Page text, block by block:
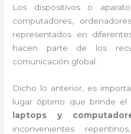
Los dispositivos o
computadores,
representados en
hacen parte de los
comunicación global.
Dicho lo anterior, es
lugar óptimo que brinde el
laptops y
inconvenientes